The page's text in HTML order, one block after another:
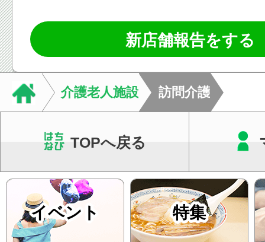
新店舗報告をする
介護老人施設 訪問介護
TOPへ戻る
イベント 特集